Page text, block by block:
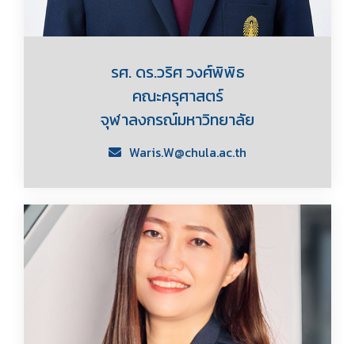
รศ. ดร.วริศ วงศ์พิพิธ
คณะครุศาสตร์
จุฬาลงกรณ์มหาวิทยาลัย
Waris.W@chula.ac.th